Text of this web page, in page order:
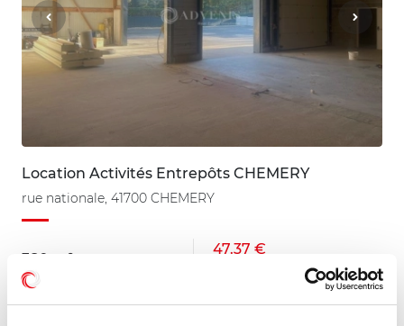
Location Activités Entrepôts CHEMERY
rue nationale, 41700 CHEMERY
380 m²
47.37 €